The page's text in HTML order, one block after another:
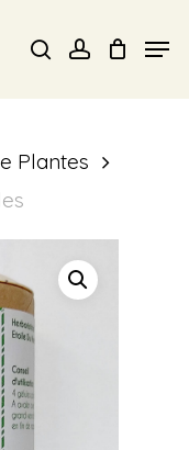
searchaccount
Plantes